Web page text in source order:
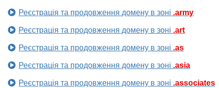
Реєстрація та продовження домену в зоні .army
Реєстрація та продовження домену в зоні .art
Реєстрація та продовження домену в зоні .as
Реєстрація та продовження домену в зоні .asia
Реєстрація та продовження домену в зоні .associates